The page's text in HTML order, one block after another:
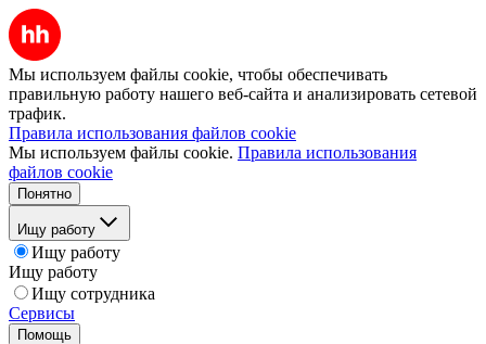
Мы используем файлы cookie, чтобы обеспечивать
правильную работу нашего веб-сайта и анализировать сетевой
трафик.
Правила использования файлов cookie
Мы используем файлы cookie. Правила использования
файлов cookie
Понятно
Ищу работу
Ищу работу
Ищу работу
Ищу сотрудника
Сервисы
Помощь